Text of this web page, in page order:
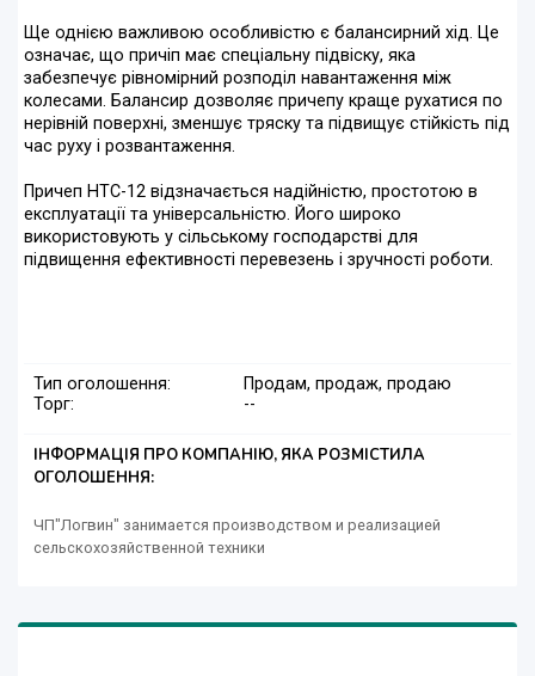
Ще однією важливою особливістю є балансирний хід. Це
означає, що причіп має спеціальну підвіску, яка
забезпечує рівномірний розподіл навантаження між
колесами. Балансир дозволяє причепу краще рухатися по
нерівній поверхні, зменшує тряску та підвищує стійкість під
час руху і розвантаження.
Причеп НТС-12 відзначається надійністю, простотою в
експлуатації та універсальністю. Його широко
використовують у сільському господарстві для
підвищення ефективності перевезень і зручності роботи.
Тип оголошення:
Продам, продаж, продаю
Торг:
--
ІНФОРМАЦІЯ ПРО КОМПАНІЮ, ЯКА РОЗМІСТИЛА
ОГОЛОШЕННЯ:
ЧП"Логвин" занимается производством и реализацией
сельскохозяйственной техники